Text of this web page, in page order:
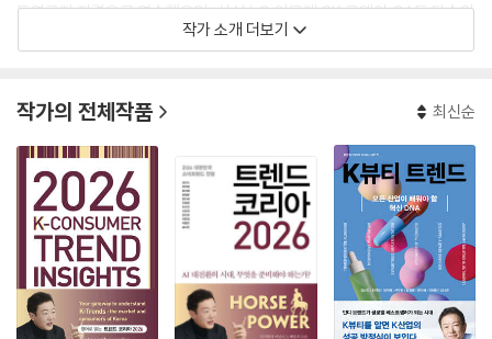
동연구자 자격으로 연수했으며, 삼성·LG·아모레·SK·코웨이·CJ 등 다수의
기업과 소비자 트렌드 발굴 및 신제품 개발 프로젝트를 수행하였다. 현재
《한국경제》에 ‘최지혜의 트렌드 인사이트’, 《아시아경제》에 ‘트렌드 202
5’를 연재한다.
Jihye Choi, PhD in Consumer Science from DCS, SNU, works as
a research fellow at CTC. She has participated in many consult
ing projects with Korea’s leading companies such as Samsung
and LG, and gives public lectures on consumer trends. She cur
rently teaches consumer behavior and qualitative research m
ethodology at SNU. She contributes many articles and column
작가 소개 더보기
작가의 전체작품 최신순